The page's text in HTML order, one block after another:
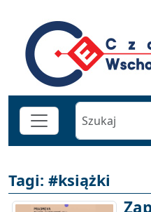
Tagi: #książki